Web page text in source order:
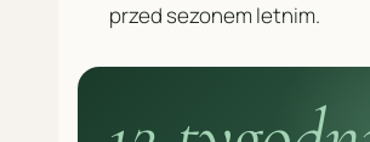
przed sezonem letnim.